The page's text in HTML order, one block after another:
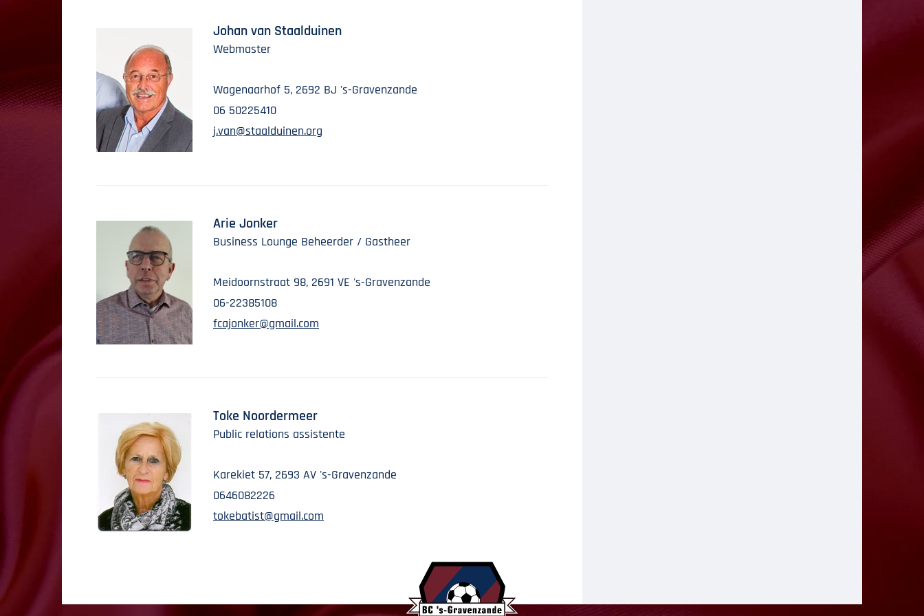
Johan van Staalduinen
Webmaster
Wagenaarhof 5, 2692 BJ 's-Gravenzande
06 50225410
j.van@staalduinen.org
Arie Jonker
Business Lounge Beheerder / Gastheer
Meidoornstraat 98, 2691 VE 's-Gravenzande
06-22385108
fcajonker@gmail.com
Toke Noordermeer
Public relations assistente
Karekiet 57, 2693 AV 's-Gravenzande
0646082226
tokebatist@gmail.com